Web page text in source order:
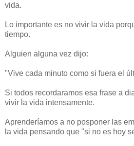
vida.
Lo importante es no vivir la vida
tiempo.
Alguien alguna vez dijo:
"Vive cada minuto como si fuera el
Si todos recordaramos esa frase a
vivir la vida intensamente.
Aprenderíamos a no posponer las
la vida pensando que "si no es hoy